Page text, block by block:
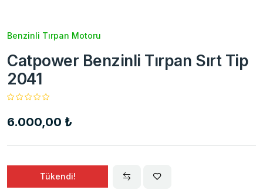
Benzinli Tırpan Motoru
Catpower Benzinli Tırpan Sırt Tip
2041
6.000,00 ₺
Tükendi!